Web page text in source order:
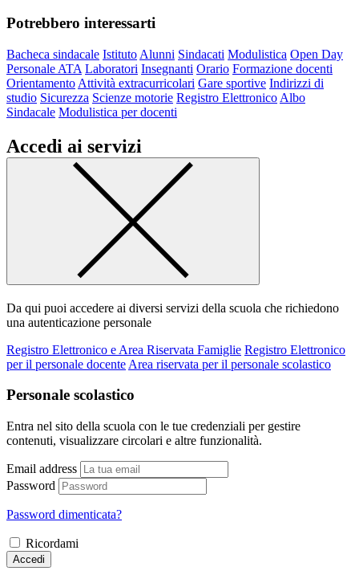
Potrebbero interessarti
Bacheca sindacale Istituto Alunni Sindacati Modulistica Open Day
Personale ATA Laboratori Insegnanti Orario Formazione docenti
Orientamento Attività extracurricolari Gare sportive Indirizzi di
studio Sicurezza Scienze motorie Registro Elettronico Albo
Sindacale Modulistica per docenti
Accedi ai servizi
Da qui puoi accedere ai diversi servizi della scuola che richiedono
una autenticazione personale
Registro Elettronico e Area Riservata Famiglie Registro Elettronico
per il personale docente Area riservata per il personale scolastico
Personale scolastico
Entra nel sito della scuola con le tue credenziali per gestire
contenuti, visualizzare circolari e altre funzionalità.
Email address
Password
Password dimenticata?
Ricordami
Accedi